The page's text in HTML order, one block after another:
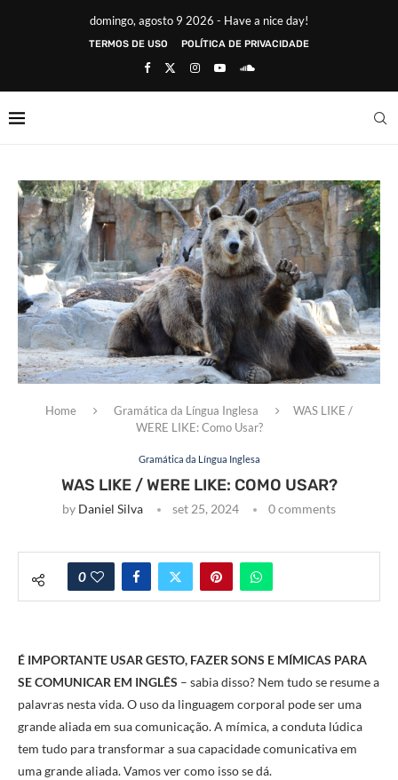
domingo, agosto 9 2026 - Have a nice day!
TERMOS DE USO POLÍTICA DE PRIVACIDADE
Home Gramática da Língua Inglesa
WAS LIKE /
WERE LIKE: Como Usar?
Gramática da Língua Inglesa
WAS LIKE / WERE LIKE: COMO USAR?
by Daniel Silva set 25, 2024 0 comments
0
É IMPORTANTE USAR GESTO, FAZER SONS E MÍMICAS PARA
SE COMUNICAR EM INGLÊS – sabia disso? Nem tudo se resume a
palavras nesta vida. O uso da linguagem corporal pode ser uma
grande aliada em sua comunicação. A mímica, a conduta lúdica
tem tudo para transformar a sua capacidade comunicativa em
uma grande aliada. Vamos ver como isso se dá.